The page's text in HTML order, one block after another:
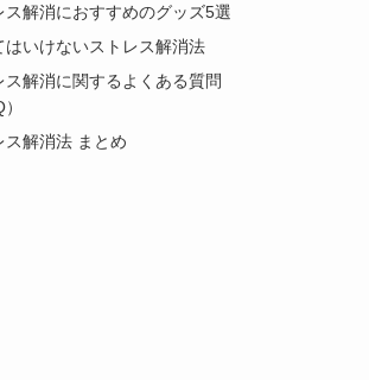
ス解消におすすめのグッズ5選
はいけないストレス解消法
ス解消に関するよくある質問
ス解消法 まとめ